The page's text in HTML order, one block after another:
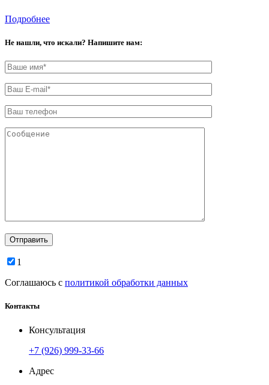
Подробнее
Не нашли, что искали? Напишите нам:
1
Соглашаюсь с политикой обработки данных
Контакты
Консультация
+7 (926) 999-33-66
Адрес